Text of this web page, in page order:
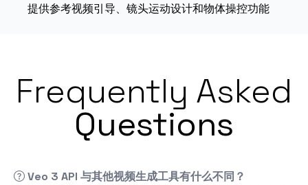
提供参考视频引导、镜头运动设计和物体操控功能
Frequently Asked
Questions
Veo 3 API 与其他视频生成工具有什么不同？